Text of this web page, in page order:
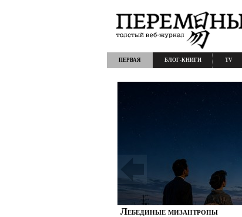
ПЕРВАЯ БЛОГ-КНИГИ TV
Лебединые мизантропы